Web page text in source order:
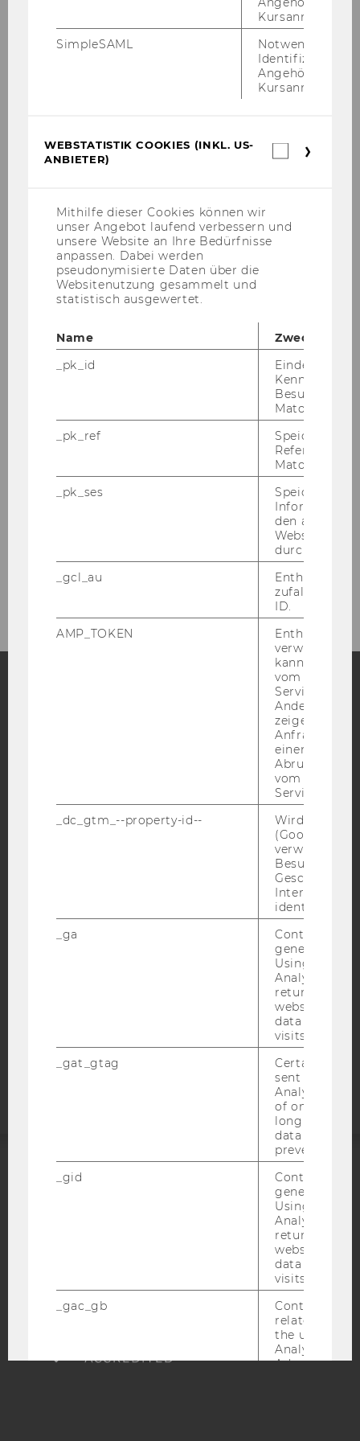
joint­ly or­ga­ni­zed by Aurel Schu­bert, for­mer Di­
rec­tor Ge­ne­ral Sta­tis­tics, ECB and by Guido
Schä­fer, De­part­ment of Eco­no­mics, WU Vi­en­na.
Home
About the Department
People
Research
Events
Intranet
Blog
Bluesky
BARRIEREFREIHEITSERKLÄRUNG WEBSEITE
DATENSCHUTZERKLÄRUNG
DATENSCHUTZERKLÄRUNG SOCIAL MEDIA
STUDIENBEWERBER*INNEN UND STUDIERENDE
Barrierefreiheitserklärung
ACCREDITED BY:
AMBA
Kursanmeldung.
SimpleSAML
Notwendig zur
Identifizierung
Angehörige/r für
Kursanmeldung.
WEBSTATISTIK COOKIES (INKL. US-
ANBIETER)
Mithilfe dieser Cookies können wir
unser Angebot laufend verbessern und
unsere Website an Ihre Bedürfnisse
anpassen. Dabei werden
pseudonymisierte Daten über die
Websitenutzung gesammelt und
statistisch ausgewertet.
Name
Zweck
_pk_id
Eindeutige
Besuchers
Matomo.
_pk_ref
Speicherung
Referrers
Matomo.
_pk_ses
Speicherung
den aktuellen
durch
_gcl_au
Enthält eine
ID.
AMP_TOKEN
Enthält ein
verwendet
kann, um
vom AMP-
Service
Andere
zeigen Opt-
Anfrage im
einen Fehler
Abrufen
vom AMP
Service an.
_dc_gtm_--property-id--
Wird von
(Google Tag
verwendet,
Besucher
Geschlecht
Interessen zu
identifizieren.
_ga
Contains a
generated
Using this
Analytics can
returning
website and
data from
visits.
_gat_gtag
Certain data
sent to
Analytics a
of once per
long as it is
data
prevented.
_gid
Contains a
generated
Using this
Analytics can
returning
website and
data from
visits.
_gac_gb
Contains
related
the user. If
Analytics and
Ads accounts